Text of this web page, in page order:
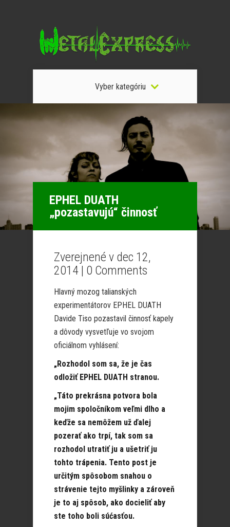
Vyber kategóriu
EPHEL DUATH
„pozastavujú“ činnosť
Zverejnené v dec 12,
2014 | 0 Comments
Hlavný mozog talianských
experimentátorov EPHEL DUATH
Davide Tiso pozastavil činnosť kapely
a dôvody vysvetľuje vo svojom
oficiálnom vyhlásení:
„Rozhodol som sa, že je čas
odložiť EPHEL DUATH stranou.
„Táto prekrásna potvora bola
mojim spoločníkom veľmi dlho a
keďže sa nemôžem už ďalej
pozerať ako trpí, tak som sa
rozhodol utratiť ju a ušetriť ju
tohto trápenia. Tento post je
určitým spôsobom snahou o
strávenie tejto myšlinky a zároveň
je to aj spôsob, ako docieliť aby
ste toho boli súćasťou.